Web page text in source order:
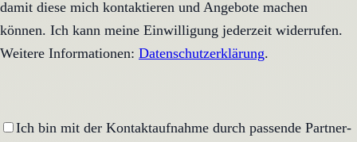
damit diese mich kontaktieren und Angebote machen
können. Ich kann meine Einwilligung jederzeit widerrufen.
Weitere Informationen: Datenschutzerklärung.
Ich bin mit der Kontaktaufnahme durch passende Partner-